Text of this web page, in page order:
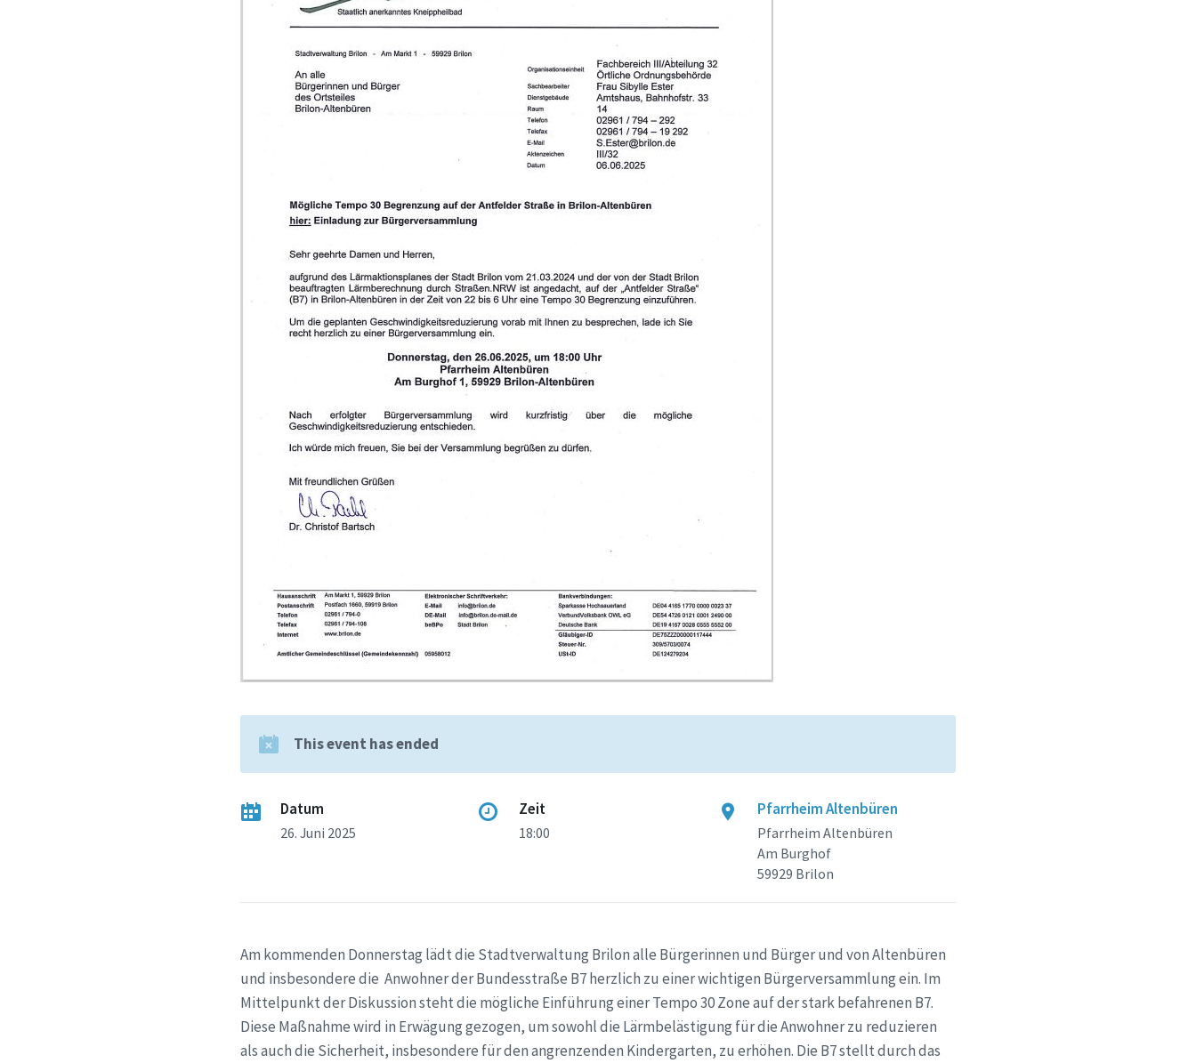
This event has ended
Datum
26. Juni 2025
Zeit
18:00
Pfarrheim Altenbüren
Pfarrheim Altenbüren
Am Burghof
59929 Brilon
Am kommenden Donnerstag lädt die Stadtverwaltung Brilon alle Bürgerinnen und Bürger und von Altenbüren
und insbesondere die Anwohner der Bundesstraße B7 herzlich zu einer wichtigen Bürgerversammlung ein. Im
Mittelpunkt der Diskussion steht die mögliche Einführung einer Tempo 30 Zone auf der stark befahrenen B7.
Diese Maßnahme wird in Erwägung gezogen, um sowohl die Lärmbelästigung für die Anwohner zu reduzieren
als auch die Sicherheit, insbesondere für den angrenzenden Kindergarten, zu erhöhen. Die B7 stellt durch das